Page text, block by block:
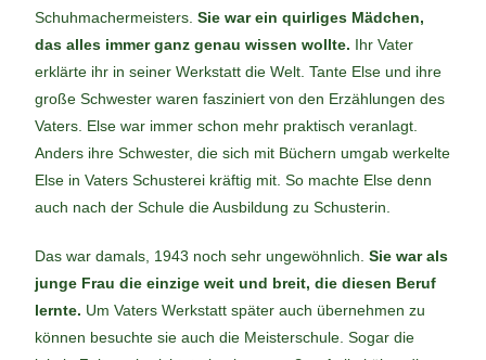
Schuhmachermeisters.Sie war ein quirliges Mädchen,
das alles immer ganz genau wissen wollte. Ihr Vater
erklärte ihr in seiner Werkstatt die Welt. Tante Else und ihre
große Schwester waren fasziniert von den Erzählungen des
Vaters. Else war immer schon mehr praktisch veranlagt.
Anders ihre Schwester, die sich mit Büchern umgab werkelte
Else in Vaters Schusterei kräftig mit. So machte Else denn
auch nach der Schule die Ausbildung zu Schusterin.
Das war damals, 1943 noch sehr ungewöhnlich.Sie war als
junge Frau die einzige weit und breit, die diesen Beruf
lernte. Um Vaters Werkstatt später auch übernehmen zu
können besuchte sie auch die Meisterschule. Sogar die